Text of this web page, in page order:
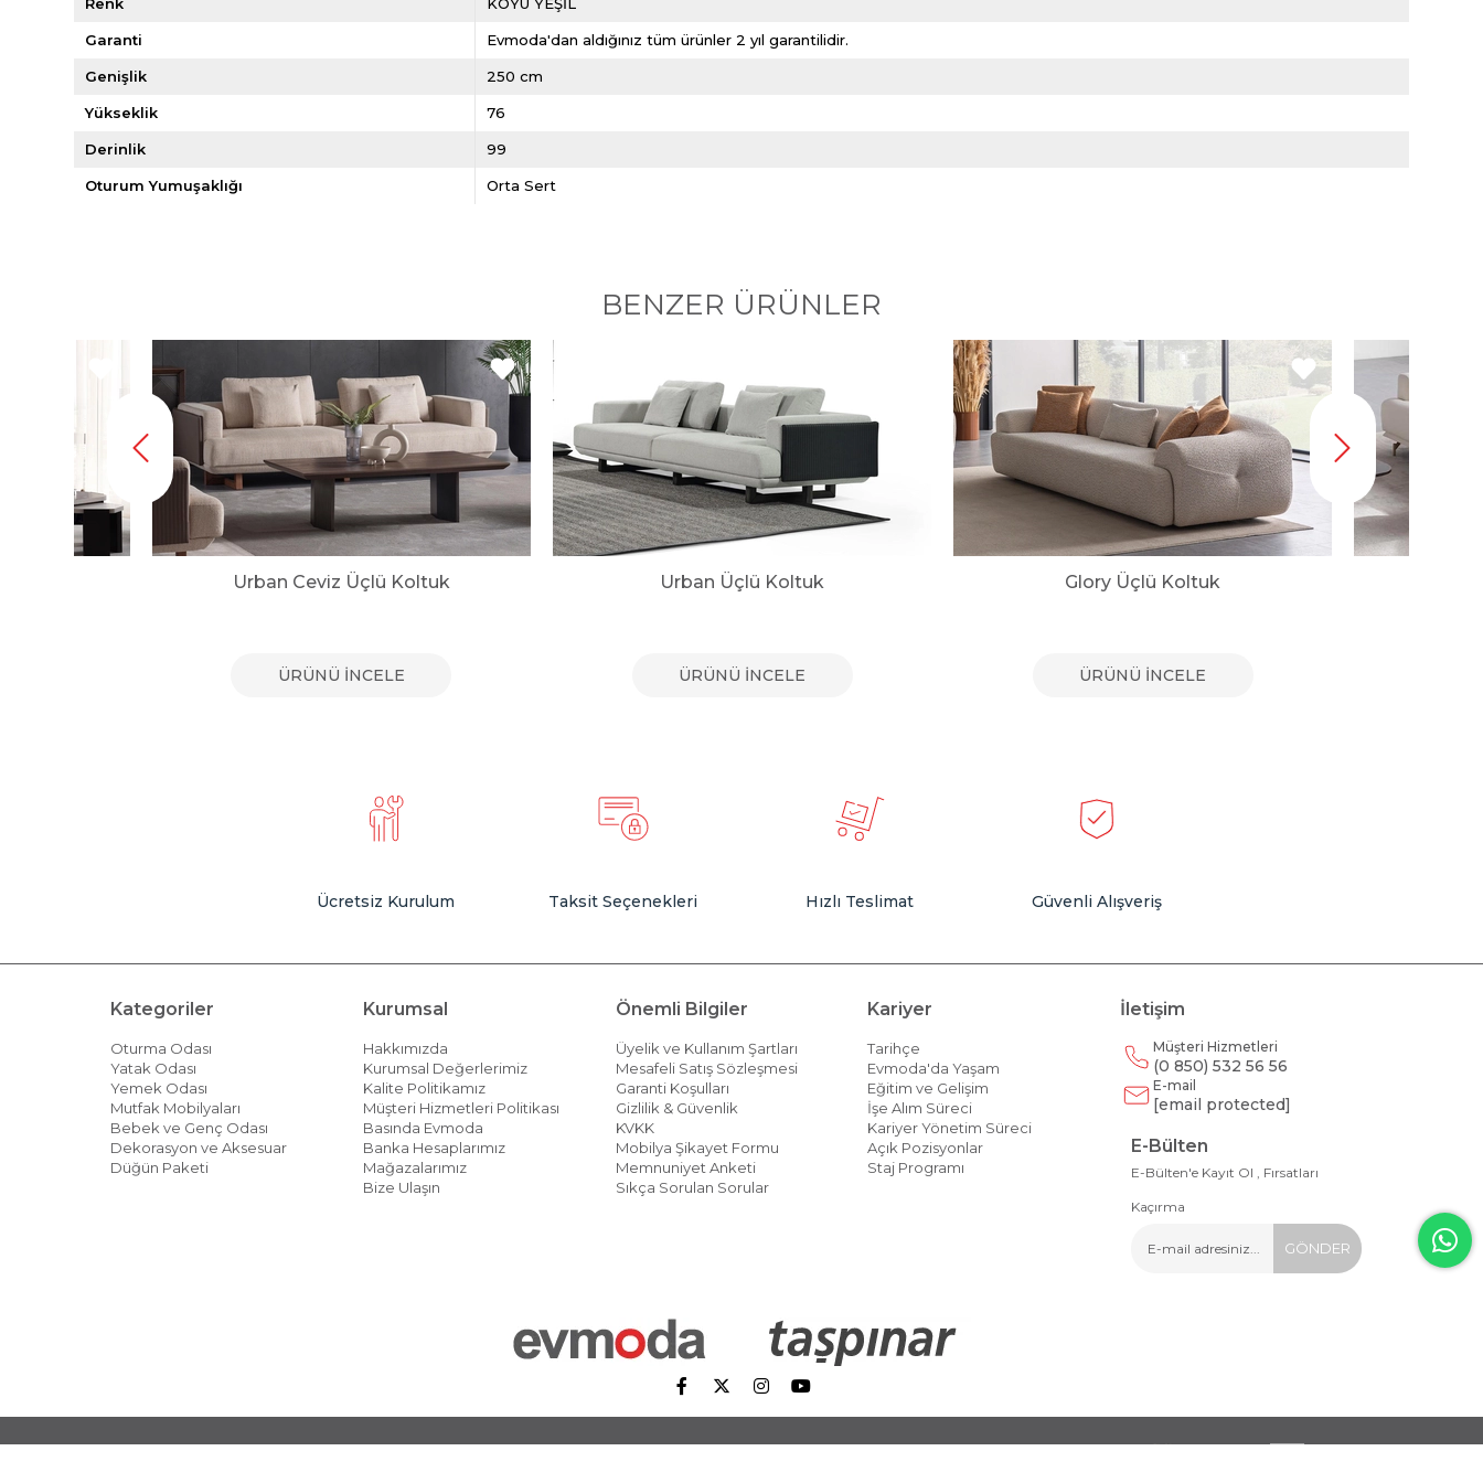
Garanti Evmoda'dan aldığınız tüm ürünler 2 yıl garantilidir.
Genişlik 250 cm
Yükseklik 76
Derinlik 99
Oturum Yumuşaklığı Orta Sert
BENZER ÜRÜNLER
Urban Ceviz Üçlü Koltuk
ÜRÜNÜ İNCELE
Urban Üçlü Koltuk
ÜRÜNÜ İNCELE
Glory Üçlü Koltuk
ÜRÜNÜ İNCELE
Ücretsiz Kurulum Taksit Seçenekleri Hızlı Teslimat Güvenli Alışveriş
Kategoriler
Oturma Odası
Yatak Odası
Yemek Odası
Mutfak Mobilyaları
Bebek ve Genç Odası
Dekorasyon ve Aksesuar
Düğün Paketi
Kurumsal
Hakkımızda
Kurumsal Değerlerimiz
Kalite Politikamız
Müşteri Hizmetleri Politikası
Basında Evmoda
Banka Hesaplarımız
Mağazalarımız
Bize Ulaşın
Önemli Bilgiler
Üyelik ve Kullanım Şartları
Mesafeli Satış Sözleşmesi
Garanti Koşulları
Gizlilik & Güvenlik
KVKK
Mobilya Şikayet Formu
Memnuniyet Anketi
Sıkça Sorulan Sorular
Kariyer
Tarihçe
Evmoda'da Yaşam
Eğitim ve Gelişim
İşe Alım Süreci
Kariyer Yönetim Süreci
Açık Pozisyonlar
Staj Programı
İletişim
Müşteri Hizmetleri
(0 850) 532 56 56
E-mail
[email protected]
E-Bülten
E-Bülten'e Kayıt Ol , Fırsatları
Kaçırma
GÖNDER